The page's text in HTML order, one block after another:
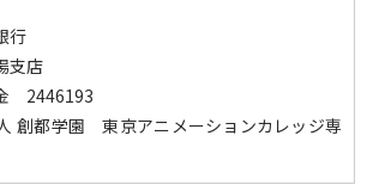
行
支店
2446193
創都学園 東京アニメーションカレッジ専